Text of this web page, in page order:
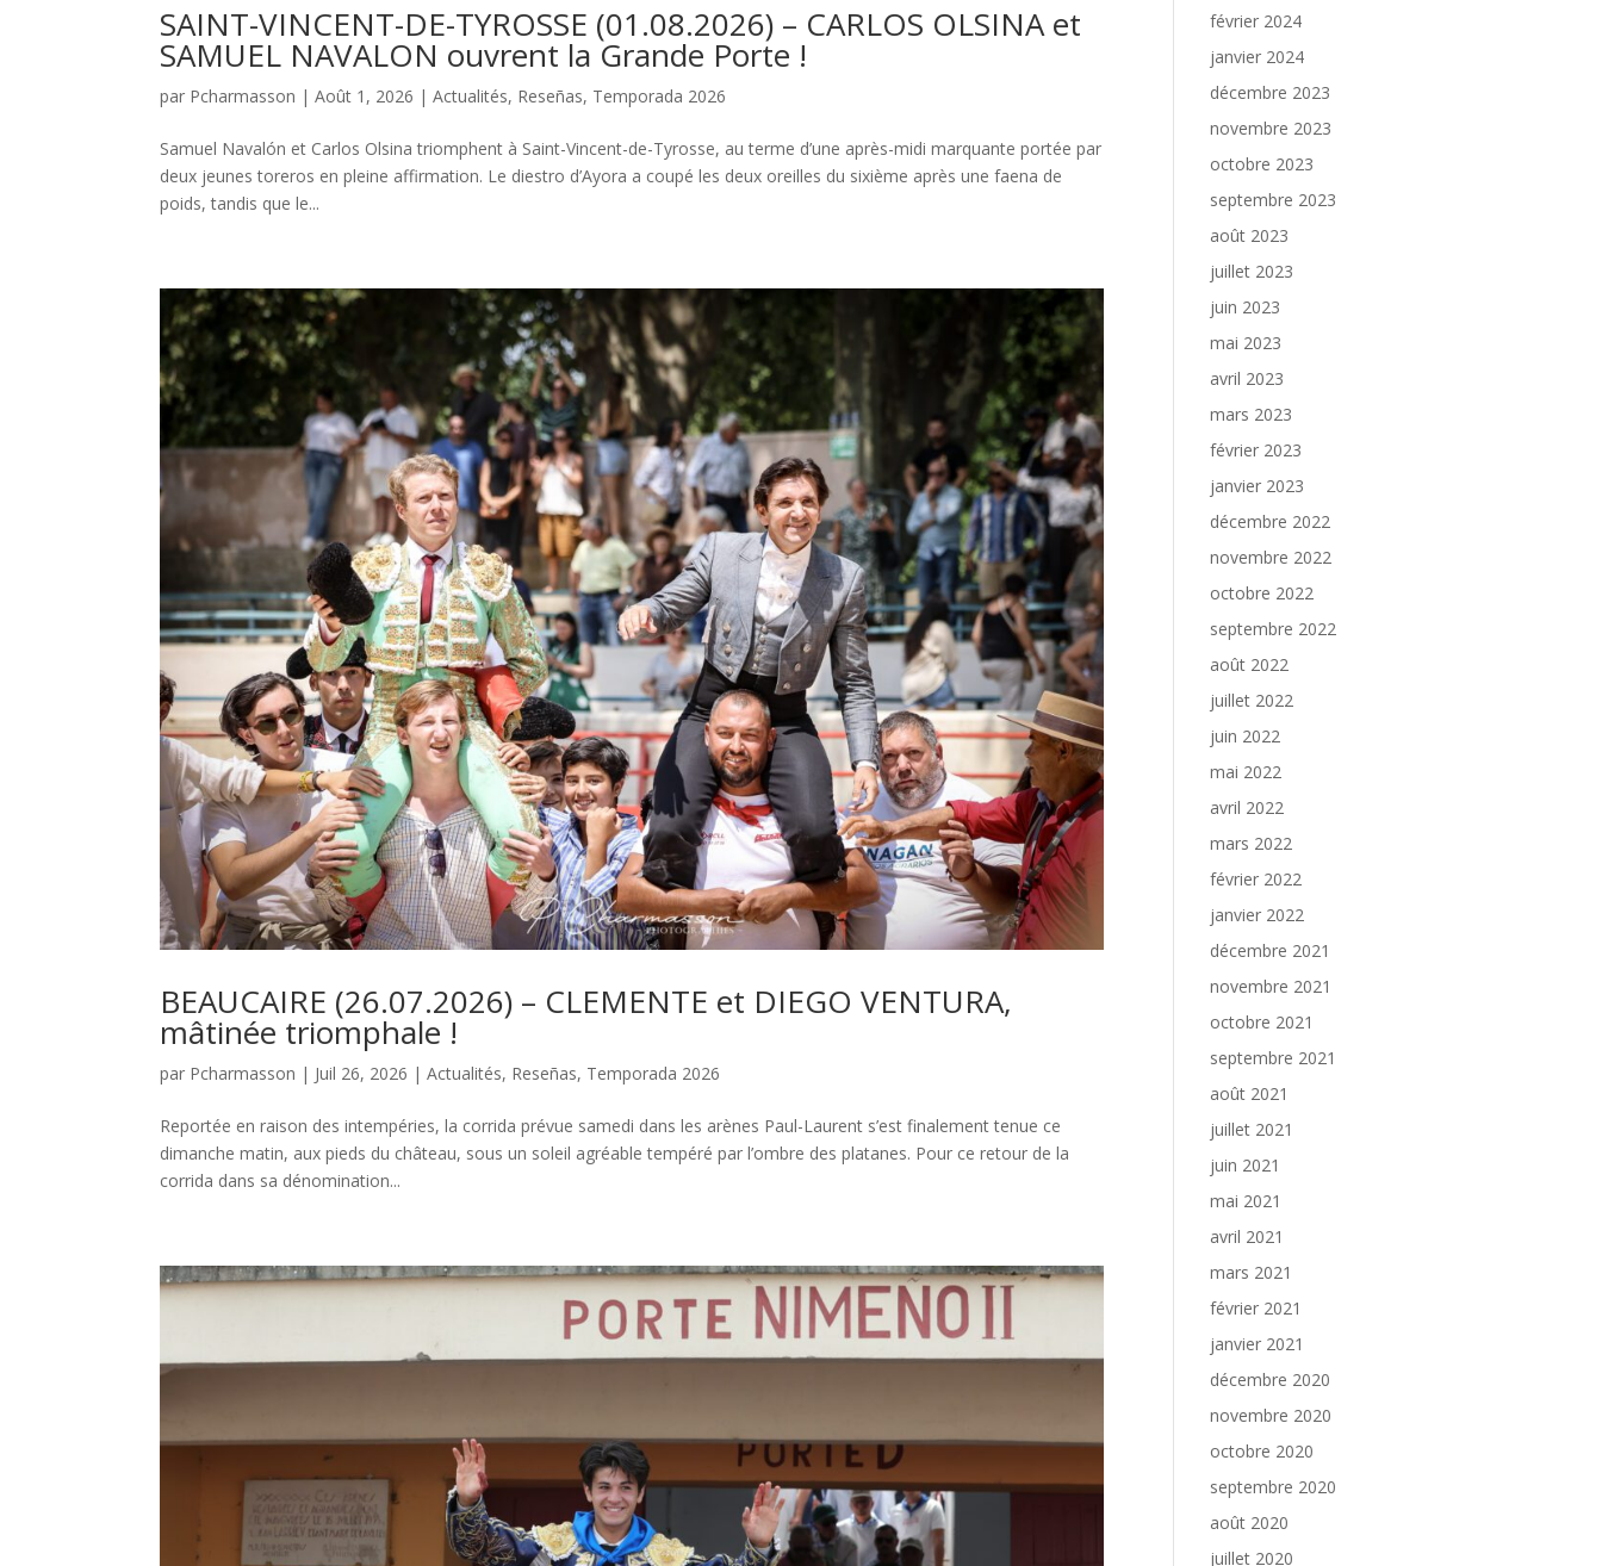
SAINT-VINCENT-DE-TYROSSE (01.08.2026) – CARLOS OLSINA et
SAMUEL NAVALON ouvrent la Grande Porte !
par Pcharmasson |Août 1, 2026 |Actualités, Reseñas, Temporada 2026
Samuel Navalón et Carlos Olsina triomphent à Saint-Vincent-de-Tyrosse, au terme d’une après-midi marquante portée par
deux jeunes toreros en pleine affirmation. Le diestro d’Ayora a coupé les deux oreilles du sixième après une faena de
poids, tandis que le...
BEAUCAIRE (26.07.2026) – CLEMENTE et DIEGO VENTURA,
mâtinée triomphale !
par Pcharmasson | Juil 26, 2026 |Actualités, Reseñas, Temporada 2026
Reportée en raison des intempéries, la corrida prévue samedi dans les arènes Paul-Laurent s’est finalement tenue ce
dimanche matin, aux pieds du château, sous un soleil agréable tempéré par l’ombre des platanes. Pour ce retour de la
corrida dans sa dénomination...
février 2024
janvier 2024
décembre 2023
novembre 2023
octobre 2023
septembre 2023
août 2023
juillet 2023
juin 2023
mai 2023
avril 2023
mars 2023
février 2023
janvier 2023
décembre 2022
novembre 2022
octobre 2022
septembre 2022
août 2022
juillet 2022
juin 2022
mai 2022
avril 2022
mars 2022
février 2022
janvier 2022
décembre 2021
novembre 2021
octobre 2021
septembre 2021
août 2021
juillet 2021
juin 2021
mai 2021
avril 2021
mars 2021
février 2021
janvier 2021
décembre 2020
novembre 2020
octobre 2020
septembre 2020
août 2020
juillet 2020